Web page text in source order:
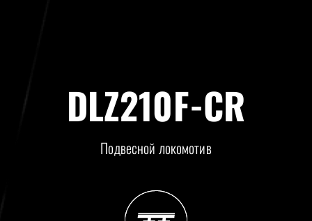
DLZ210F-CR
Подвесной локомотив